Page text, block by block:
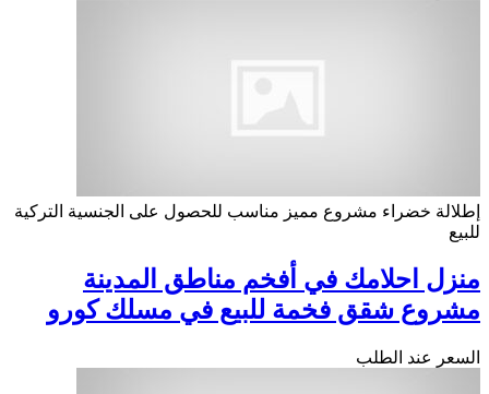
إطلالة خضراء مشروع مميز مناسب للحصول على الجنسية التركية
للبيع
منزل احلامك في أفخم مناطق المدينة
مشروع شقق فخمة للبيع في مسلك كورو
السعر عند الطلب